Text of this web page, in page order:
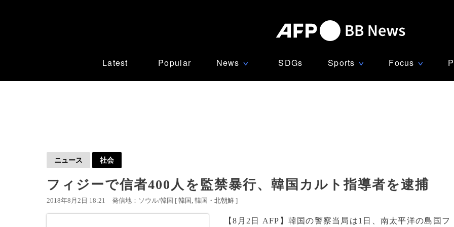
Latest Popular News ∨ SDGs Sports ∨ Focus ∨
ニュース 社会
フィジーで信者400人を監禁暴行、韓国カルト指導者を逮捕
2018年8月2日 18:21 発信地：ソウル/韓国 [ 韓国 韓国・北朝鮮 ]
【8月2日 AFP】韓国の警察当局は1日、南太平洋の島国フ